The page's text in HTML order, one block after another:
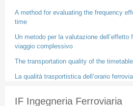
A method for evaluating the frequency
time
Un metodo per la valutazione dell’effetto
viaggio complessivo
The transportation quality of the timetable
La qualità trasportistica dell’orario
IF Ingegneria Ferroviaria